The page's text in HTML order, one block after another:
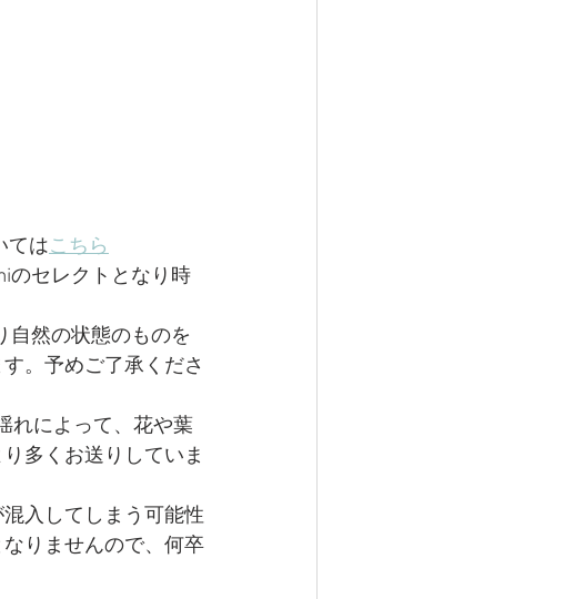
てはこちら
のセレクトとなり時
自然の状態のものを
。予めご了承くださ
れによって、花や葉
多くお送りしていま
入してしまう可能性
りませんので、何卒